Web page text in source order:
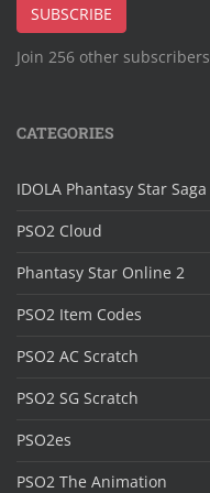
SUBSCRIBE
Join 256 other subscribers
CATEGORIES
IDOLA Phantasy Star Saga
PSO2 Cloud
Phantasy Star Online 2
PSO2 Item Codes
PSO2 AC Scratch
PSO2 SG Scratch
PSO2es
PSO2 The Animation